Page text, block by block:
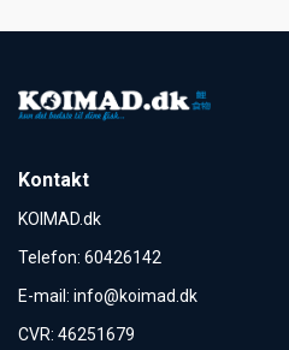
Kontakt
KOIMAD.dk
Telefon: 60426142
E-mail : info@koimad.dk
CVR: 46251679